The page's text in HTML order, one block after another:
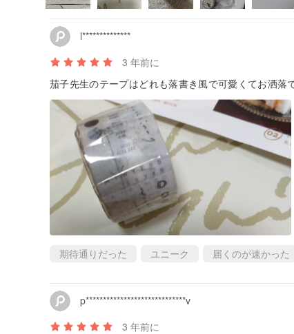
l**************
3 年前に
茄子先生のテープはどれも落書き風で可愛くてお洒落
期待通りだった ユニーク 届くのが速かった
p*****************************v
3 年前に